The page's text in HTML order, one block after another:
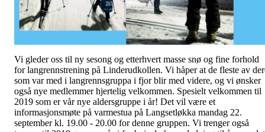
Vi gleder oss til ny sesong og etterhvert masse snø og fine forhold
for langrennstrening på Linderudkollen. Vi håper at de fleste av
som var med i langrennsgruppa i fjor blir med videre, og vi ønsker
også nye medlemmer hjertelig velkommen. Spesielt velkommen til
2019 som er vår nye aldersgruppe i år! Det vil være et
informasjonsmøte på varmestua på Langsetløkka mandag 22.
september kl. 19.00 - 20.00 for denne gruppen. Vi trenger også